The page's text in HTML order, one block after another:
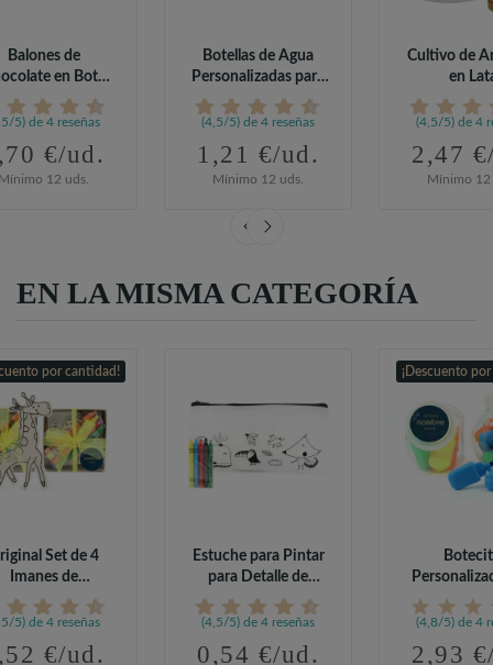
Balones de
en Bote
para...
5) de 4 reseñas
€/ud.
12 uds.
Botellas de Agua
Personalizadas para
Comunión
(4,5/5) de 4 reseñas
1,21 €/ud.
Mínimo 12 uds.
Cultivo de
en
(4,5/5) de 4
2,47
Mínimo 12
EN LA MISMA CATEGORÍA
por cantidad!
Set de 4
Imanes de
para...
5) de 4 reseñas
€/ud.
Estuche para Pintar
para Detalle de
Comunión
(4,5/5) de 4 reseñas
0,54 €/ud.
¡Descuento
(4,8/5) de 4
2,93